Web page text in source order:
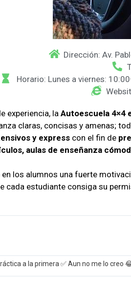
Dirección: Av.
Horario: Lunes a viernes:
experiencia, la Autoescuela 4×4
claras, concisas y amenas;
y express con el fin de
aulas de enseñanza
los alumnos una fuerte
cada estudiante consiga su
a la primera ✅ Aun no me lo creo